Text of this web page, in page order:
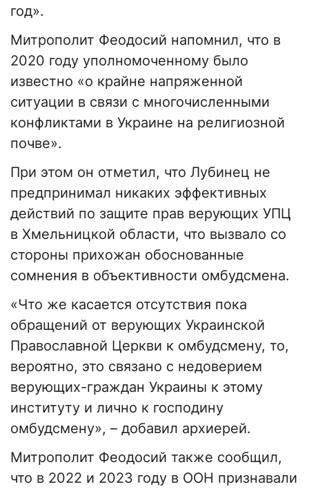
год».
Митрополит Феодосий напомнил, что в
2020 году уполномоченному было
известно «о крайне напряженной
ситуации в связи с многочисленными
конфликтами в Украине на религиозной
почве».
При этом он отметил, что Лубинец не
предпринимал никаких эффективных
действий по защите прав верующих УПЦ
в Хмельницкой области, что вызвало со
стороны прихожан обоснованные
сомнения в объективности омбудсмена.
«Что же касается отсутствия пока
обращений от верующих Украинской
Православной Церкви к омбудсмену, то,
вероятно, это связано с недоверием
верующих-граждан Украины к этому
институту и лично к господину
омбудсмену», – добавил архиерей.
Митрополит Феодосий также сообщил,
что в 2022 и 2023 году в ООН признавали